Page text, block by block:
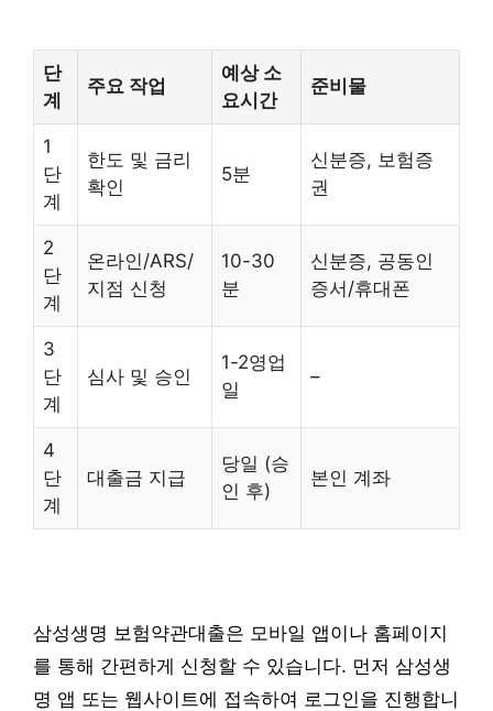
단
계
주요 작업
예상 소
요시간
준비물
1
단
계
한도 및 금리
확인
5분
신분증, 보험증
권
2
단
계
온라인/ARS/
지점 신청
10-30
분
신분증, 공동인
증서/휴대폰
3
단
계
심사 및 승인
1-2영업
일
–
4
단
계
대출금 지급
당일 (승
인 후)
본인 계좌
삼성생명 보험약관대출은 모바일 앱이나 홈페이지
를 통해 간편하게 신청할 수 있습니다. 먼저 삼성생
명 앱 또는 웹사이트에 접속하여 로그인을 진행합니